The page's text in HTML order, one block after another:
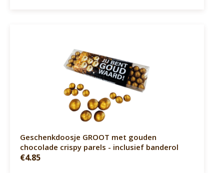
Geschenkdoosje GROOT met gouden
chocolade crispy parels - inclusief banderol
€4.85